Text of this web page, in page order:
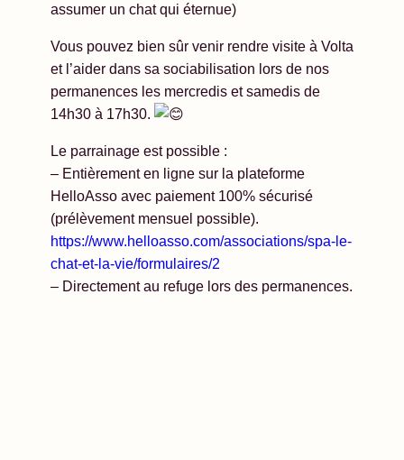
assumer un chat qui éternue)
Vous pouvez bien sûr venir rendre visite à Volta
et l’aider dans sa sociabilisation lors de nos
permanences les mercredis et samedis de
14h30 à 17h30.
Le parrainage est possible :
– Entièrement en ligne sur la plateforme
HelloAsso avec paiement 100% sécurisé
(prélèvement mensuel possible).
https://www.helloasso.com/associations/spa-le-
chat-et-la-vie/formulaires/2
– Directement au refuge lors des permanences.